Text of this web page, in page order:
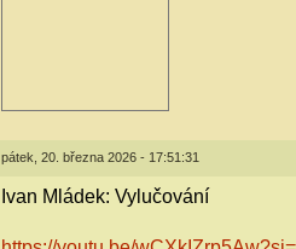
pátek, 20. března 2026 - 17:51:31
Ivan Mládek: Vylučování